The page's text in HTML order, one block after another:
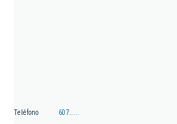
Teléfono 607.....